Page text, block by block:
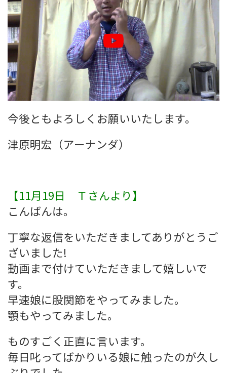
今後ともよろしくお願いいたします。
津原明宏（アーナンダ）
【11月19日 Ｔさんより】
こんばんは。
丁寧な返信をいただきましてありがとうご
ざいました!
動画まで付けていただきまして嬉しいで
す。
早速娘に股関節をやってみました。
顎もやってみました。
ものすごく正直に言います。
毎日叱ってばかりいる娘に触ったのが久し